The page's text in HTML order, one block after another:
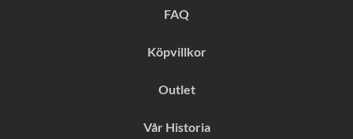
FAQ
Köpvillkor
Outlet
Vår Historia
a
m